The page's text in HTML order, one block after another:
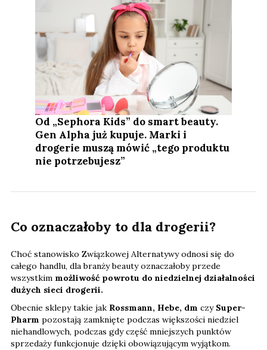
Od „Sephora Kids” do smart beauty.
Gen Alpha już kupuje. Marki i
drogerie muszą mówić „tego produktu
nie potrzebujesz”
Co oznaczałoby to dla drogerii?
Choć stanowisko Związkowej Alternatywy odnosi się do
całego handlu, dla branży beauty oznaczałoby przede
wszystkim możliwość powrotu do niedzielnej działalności
dużych sieci drogerii.
Obecnie sklepy takie jak Rossmann, Hebe, dm czy Super-
Pharm pozostają zamknięte podczas większości niedziel
niehandlowych, podczas gdy część mniejszych punktów
sprzedaży funkcjonuje dzięki obowiązującym wyjątkom.